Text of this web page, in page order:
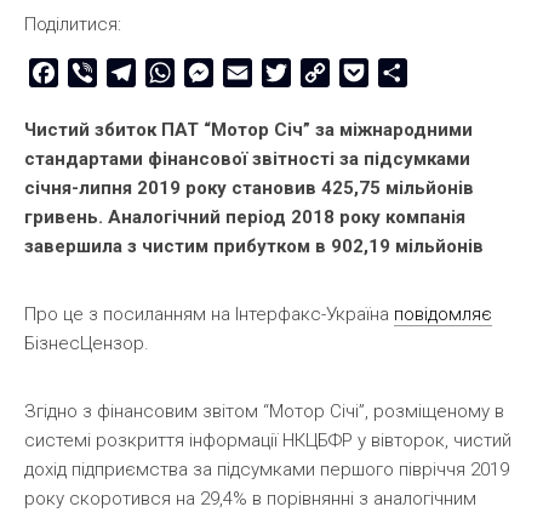
Поділитися:
Facebook
Viber TelegramWhatsAppMessenger
Email TwitterCopy
Pocket
Чистий збиток ПАТ “Мотор Січ” за міжнародними
стандартами фінансової звітності за підсумками
січня-липня 2019 року становив 425,75 мільйонів
гривень. Аналогічний період 2018 року компанія
завершила з чистим прибутком в 902,19 мільйонів
Про це з посиланням на Інтерфакс-Україна повідомляє
БізнесЦензор.
Згідно з фінансовим звітом “Мотор Січі”, розміщеному в
системі розкриття інформації НКЦБФР у вівторок, чистий
дохід підприємства за підсумками першого півріччя 2019
року скоротився на 29,4% в порівнянні з аналогічним